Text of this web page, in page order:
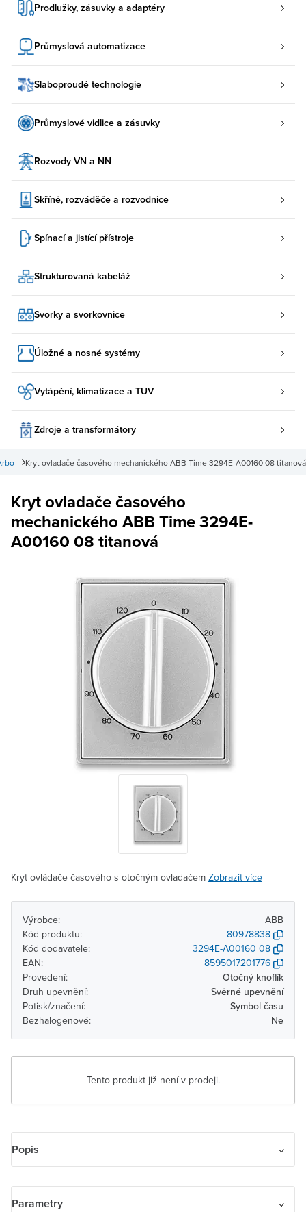
Prodlužky, zásuvky a adaptéry
Průmyslová automatizace
Slaboproudé technologie
Průmyslové vidlice a zásuvky
Rozvody VN a NN
Skříně, rozváděče a rozvodnice
Spínací a jistící přístroje
Strukturovaná kabeláž
Svorky a svorkovnice
Úložné a nosné systémy
Vytápění, klimatizace a TUV
Zdroje a transformátory
Kryt ovladače časového mechanického ABB Time 3294E-A00160 08 titanová
Kryt ovladače časového
mechanického ABB Time 3294E-
A00160 08 titanová
Kryt ovládače časového s otočným ovladačem Zobrazit více
Výrobce:
ABB
Kód produktu:
80978838
Kód dodavatele:
3294E-A00160 08
EAN:
8595017201776
Provedení:
Otočný knoflík
Druh upevnění:
Svěrné upevnění
Potisk/značení:
Symbol času
Bezhalogenové:
Ne
Tento produkt již není v prodeji.
Popis
Parametry